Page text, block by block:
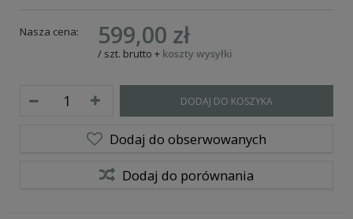
Nasza cena: 599,00 zł
/ szt. brutto + koszty wysyłki
DODAJ DO KOSZYKA
Dodaj do obserwowanych
Dodaj do porównania